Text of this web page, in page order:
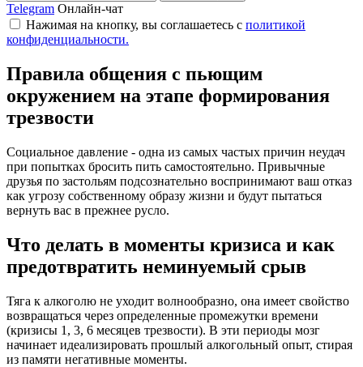
Telegram Онлайн-чат
Нажимая на кнопку, вы соглашаетесь с политикой
конфиденциальности.
Правила общения с пьющим
окружением на этапе формирования
трезвости
Социальное давление - одна из самых частых причин неудач
при попытках бросить пить самостоятельно. Привычные
друзья по застольям подсознательно воспринимают ваш отказ
как угрозу собственному образу жизни и будут пытаться
вернуть вас в прежнее русло.
Что делать в моменты кризиса и как
предотвратить неминуемый срыв
Тяга к алкоголю не уходит волнообразно, она имеет свойство
возвращаться через определенные промежутки времени
(кризисы 1, 3, 6 месяцев трезвости). В эти периоды мозг
начинает идеализировать прошлый алкогольный опыт, стирая
из памяти негативные моменты.